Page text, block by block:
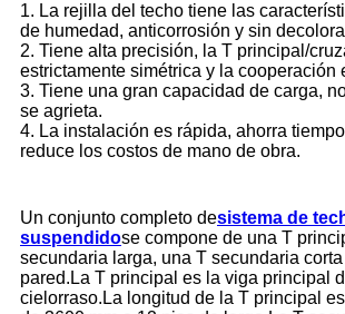
1. La rejilla del techo tiene las
de humedad, anticorrosión y sin
2. Tiene alta precisión, la T principal/
estrictamente simétrica y la cooperación
3. Tiene una gran capacidad de carga,
se agrieta.
4. La instalación es rápida, ahorra
reduce los costos de mano de obra.
Un conjunto completo desistema de
suspendidose compone de una T
secundaria larga, una T secundaria
pared.La T principal es la viga principal
cielorraso.La longitud de la T principal